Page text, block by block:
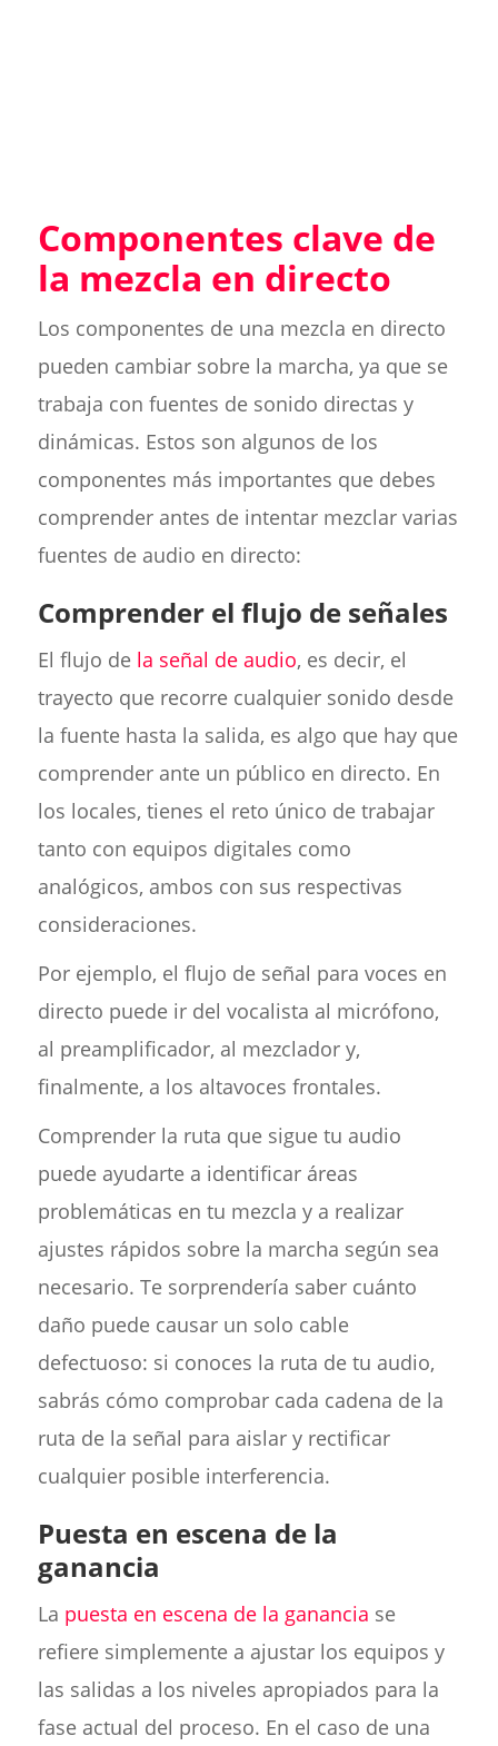
Componentes clave de
la mezcla en directo
Los componentes de una mezcla en directo
pueden cambiar sobre la marcha, ya que se
trabaja con fuentes de sonido directas y
dinámicas. Estos son algunos de los
componentes más importantes que debes
comprender antes de intentar mezclar varias
fuentes de audio en directo:
Comprender el flujo de señales
El flujo de la señal de audio, es decir, el
trayecto que recorre cualquier sonido desde
la fuente hasta la salida, es algo que hay que
comprender ante un público en directo. En
los locales, tienes el reto único de trabajar
tanto con equipos digitales como
analógicos, ambos con sus respectivas
consideraciones.
Por ejemplo, el flujo de señal para voces en
directo puede ir del vocalista al micrófono,
al preamplificador, al mezclador y,
finalmente, a los altavoces frontales.
Comprender la ruta que sigue tu audio
puede ayudarte a identificar áreas
problemáticas en tu mezcla y a realizar
ajustes rápidos sobre la marcha según sea
necesario. Te sorprendería saber cuánto
daño puede causar un solo cable
defectuoso: si conoces la ruta de tu audio,
sabrás cómo comprobar cada cadena de la
ruta de la señal para aislar y rectificar
cualquier posible interferencia.
Puesta en escena de la
ganancia
La puesta en escena de la ganancia se
refiere simplemente a ajustar los equipos y
las salidas a los niveles apropiados para la
fase actual del proceso. En el caso de una